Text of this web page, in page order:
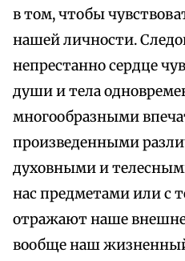
в том, чтобы
нашей личности.
непрестанно сердце
души и тела
многообразными
произведенными
духовными и
нас предметами или с
отражают наше
вообще наш